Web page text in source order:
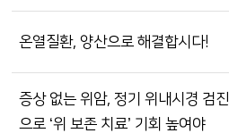
온열질환, 양산으로 해결합시다!
증상 없는 위암, 정기 위내시경 검진
으로 ‘위 보존 치료’ 기회 높여야